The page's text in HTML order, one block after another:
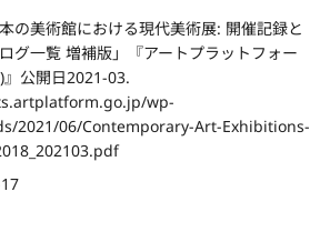
の美術館における現代美術展: 開催記録と
グ一覧 増補版」『アートプラットフォー
』公開日2021-03.
wp-
2021/06/Contemporary-Art-Exhibitions-